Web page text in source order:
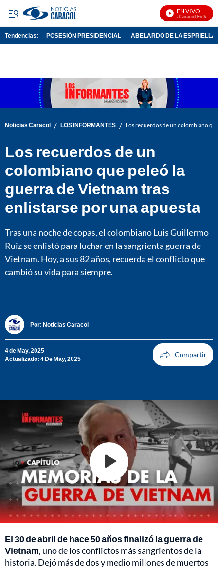
EN VIVO
Noticias Caracol En Vivo
Tendencias: POSESIÓN PRESIDENCIAL ABELARDO DE LA ESPRIELLA
Noticias Caracol / LOS INFORMANTES / Los recuerdos de un colombiano
Los recuerdos de un
colombiano que peleó la
guerra de Vietnam tras
enlistarse por una apuesta
Tras una noche de copas, el colombiano Luis Guillermo
Ruiz se enlistó para luchar en la sangrienta guerra de
Vietnam. Hoy, a sus 82 años, recuerda el conflicto que
cambió su vida para siempre.
Por: Noticias Caracol
4 de May, 2025
Actualizado: 4 De May, 2025
El 30 de abril de hace 50 años finalizó la guerra de
Vietnam, uno de los conflictos más sangrientos de la
historia. Dejó más de dos y medio millones de muertos